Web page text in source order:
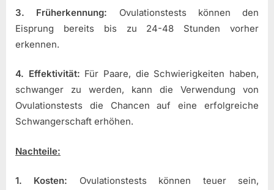
3. Früherkennung: Ovulationstests können den
Eisprung bereits bis zu 24-48 Stunden vorher
erkennen.
4. Effektivität: Für Paare, die Schwierigkeiten haben,
schwanger zu werden, kann die Verwendung von
Ovulationstests die Chancen auf eine erfolgreiche
Schwangerschaft erhöhen.
Nachteile:
1. Kosten: Ovulationstests können teuer sein,